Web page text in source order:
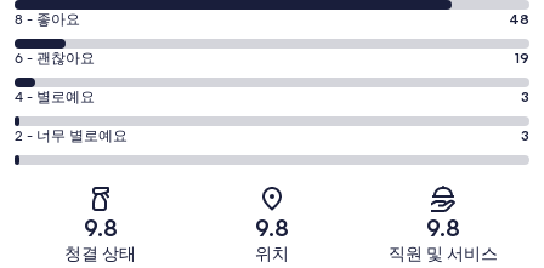
점
10
-
훌
륭
해
요.
평
점
8
-
좋
아
8 - 좋아요 48
평
점
6
-
괜
6 - 괜찮아요 19
평
점
4
4 - 별로예요 3
평
점
2 - 너무 별로예요 3
9.8
청결 상태
9.8
위치
9.8
직원 및 서비스